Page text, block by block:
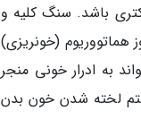
باشد. سنگ کلیه و
(خونریزی)
به ادرار خونی منجر
لخته شدن خون بدن